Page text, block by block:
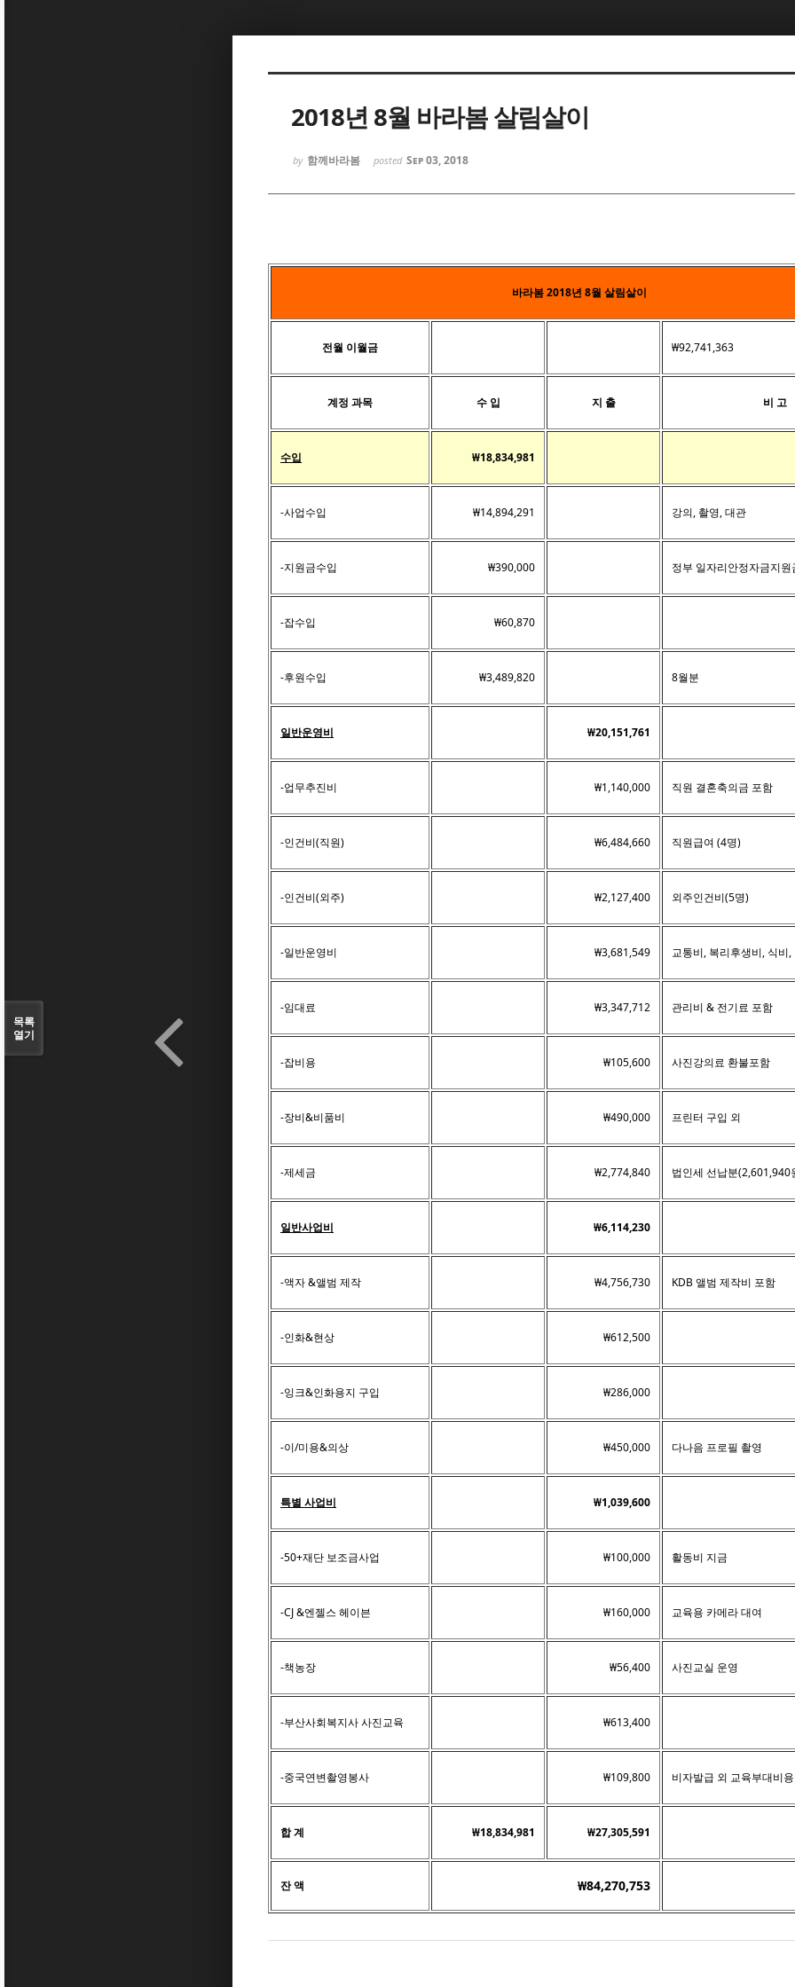
2018년 8월 바라봄 살림살이
by 함께바라봄 posted Sep 03, 2018
바라봄 2018년 8월 살림살이
전월 이월금 ₩92,741,363
계정 과목 수 입 지 출 비 고
수입 ₩18,834,981
-사업수입 ₩14,894,291 강의, 촬영, 대관
-지원금수입 ₩390,000 정부 일자리안정자금지원
-잡수입 ₩60,870
-후원수입 ₩3,489,820 8월분
일반운영비 ₩20,151,761
-업무추진비 ₩1,140,000 직원 결혼축의금 포함
-인건비(직원) ₩6,484,660 직원급여 (4명)
-인건비(외주) ₩2,127,400 외주인건비(5명)
-일반운영비 ₩3,681,549 교통비, 복리후생비, 식비
-임대료 ₩3,347,712 관리비 & 전기료 포함
-잡비용 ₩105,600 사진강의료 환불포함
-장비&비품비 ₩490,000 프린터 구입 외
-제세금 ₩2,774,840 법인세 선납분(2,601,940
일반사업비 ₩6,114,230
-액자 &앨범 제작 ₩4,756,730 KDB 앨범 제작비 포함
-인화&현상 ₩612,500
-잉크&인화용지 구입 ₩286,000
-이/미용&의상 ₩450,000 다나음 프로필 촬영
특별 사업비 ₩1,039,600
-50+재단 보조금사업 ₩100,000 활동비 지금
-CJ &엔젤스 헤이븐 ₩160,000 교육용 카메라 대여
-책농장 ₩56,400 사진교실 운영
-부산사회복지사 사진교육 ₩613,400
-중국연변촬영봉사 ₩109,800 비자발급 외 교육부대비용
합 계 ₩18,834,981 ₩27,305,591
잔 액 ₩84,270,753
목록
열기
Sketchbook5, 스케치북5
Sketchbook5, 스케치북5